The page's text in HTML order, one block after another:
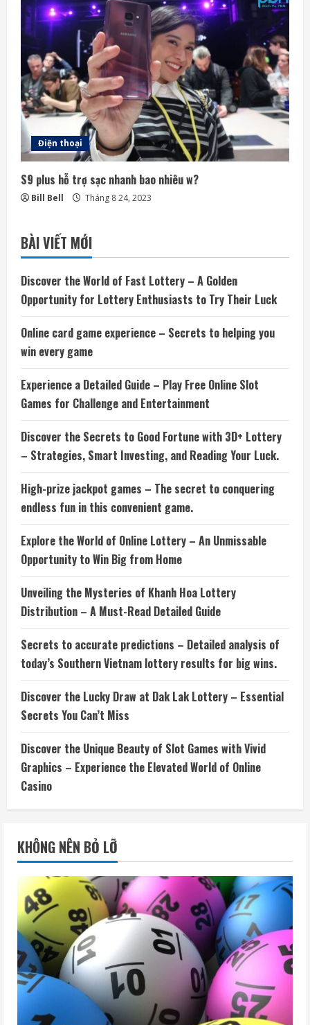
Điện thoại
S9 plus hỗ trợ sạc nhanh bao nhiêu w?
Bill Bell Tháng 8 24, 2023
BÀI VIẾT MỚI
Discover the World of Fast Lottery – A Golden
Opportunity for Lottery Enthusiasts to Try Their Luck
Online card game experience – Secrets to helping you
win every game
Experience a Detailed Guide – Play Free Online Slot
Games for Challenge and Entertainment
Discover the Secrets to Good Fortune with 3D+ Lottery
– Strategies, Smart Investing, and Reading Your Luck.
High-prize jackpot games – The secret to conquering
endless fun in this convenient game.
Explore the World of Online Lottery – An Unmissable
Opportunity to Win Big from Home
Unveiling the Mysteries of Khanh Hoa Lottery
Distribution – A Must-Read Detailed Guide
Secrets to accurate predictions – Detailed analysis of
today’s Southern Vietnam lottery results for big wins.
Discover the Lucky Draw at Dak Lak Lottery – Essential
Secrets You Can’t Miss
Discover the Unique Beauty of Slot Games with Vivid
Graphics – Experience the Elevated World of Online
Casino
KHÔNG NÊN BỎ LỠ